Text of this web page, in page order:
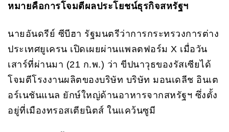
หมายคือการโจมตีผลประโยชน์ธุรกิจสหรัฐฯ
นายอันดรีย์ ซีบีฮา รัฐมนตรีว่าการกระทรวงการต่าง
ประเทศยูเครน เปิดเผยผ่านแพลตฟอร์ม X เมื่อวัน
เสาร์ที่ผ่านมา (21 ก.พ.) ว่า ขีปนาวุธของรัสเซียได้
โจมตีโรงงานผลิตของบริษัท บริษัท มอนเดลีช อินเต
อร์เนชันแนล ยักษ์ใหญ่ด้านอาหารจากสหรัฐฯ ซึ่งตั้ง
อยู่ที่เมืองทรอสเตียนิตส์ ในแคว้นซูมี